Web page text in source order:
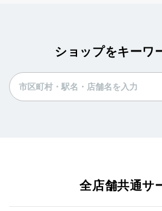
ショップをキーワ
全店舗共通サ